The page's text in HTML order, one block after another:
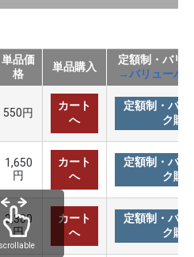
単品価
格
単品購入
定額制・バリ
→バリューパ
550円
カート
へ
定額制・バリ
ク購
1,650
円
カート
へ
定額制・バリ
ク購
3,300
円
カート
へ
定額制・バリ
ク購
scrollable